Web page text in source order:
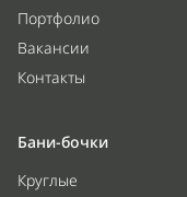
Портфолио
Вакансии
Контакты
Бани-бочки
Круглые